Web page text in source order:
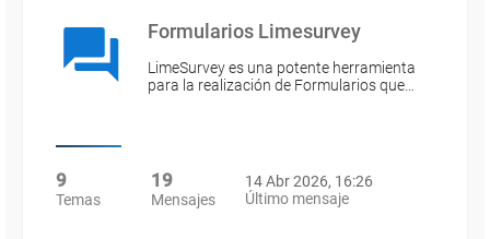
Formularios Limesurvey
LimeSurvey es una potente herramienta
para la realización de Formularios que…
9
Temas
19
Mensajes
14 Abr 2026, 16:26
Último mensaje